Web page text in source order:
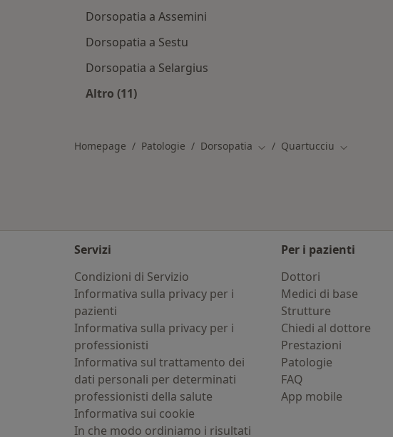
Dorsopatia a Assemini
Dorsopatia a Sestu
Dorsopatia a Selargius
Altro (11)
Homepage Patologie Dorsopatia Cambia città
Quartucciu Cambia città
Servizi
Condizioni di Servizio
Informativa sulla privacy per i
pazienti
Informativa sulla privacy per i
professionisti
Informativa sul trattamento dei
dati personali per determinati
professionisti della salute
Informativa sui cookie
In che modo ordiniamo i risultati
Per i pazienti
Dottori
Medici di base
Strutture
Chiedi al dottore
Prestazioni
Patologie
FAQ
App mobile